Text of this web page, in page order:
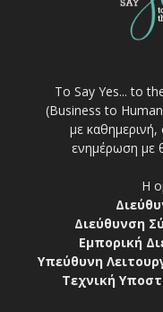
Το Say Yes... to
(Business to
με καθημερινή,
ενημέρωση με
Η
Διεύθυνση
Εμπορική
Υπεύθυνη
Τεχνική